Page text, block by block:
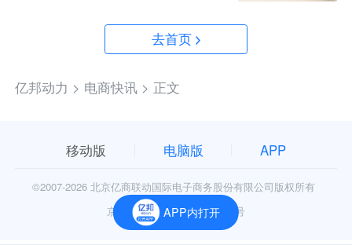
去首页
亿邦动力 > 电商快讯 > 正文
APP内打开
移动版 电脑版 APP
©2007-2026 北京亿商联动国际电子商务股份有限公司版权所有
京公网安备11010602006906号